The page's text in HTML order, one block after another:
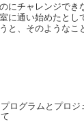
にチャレンジでき
に通い始めたとし
と、そのようなこ
プログラムとプロ
て